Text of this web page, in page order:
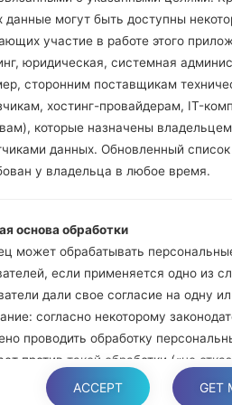
данные могут быть доступны
участие в работе этого
юридическая, системная
сторонним поставщикам
хостинг-провайдерам, IT-
которые назначены
данных. Обновленный
у владельца в любое время.
основа обработки
может обрабатывать
если применяется одно из
дали свое согласие на одну
согласно некоторому
проводить обработку
против такой обработки («не
или любое другое из следующих
ACCEPT GET